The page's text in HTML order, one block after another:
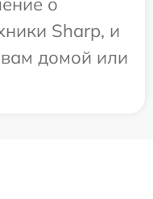
Sharp, и
вам домой или